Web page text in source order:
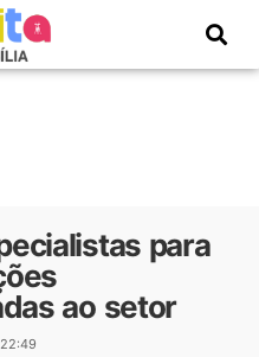
para
ao setor
22:49